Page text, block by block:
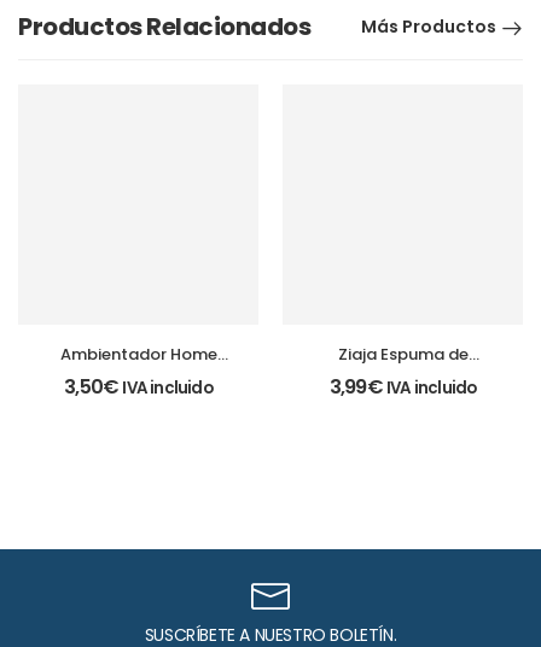
Productos Relacionados Más Productos
Ambientador Home
Spray Cocina 200 ml.
3,50€ IVA incluido
Ziaja Espuma de
Lavado íntima
3,99€ IVA incluido
SUSCRÍBETE A NUESTRO BOLETÍN.